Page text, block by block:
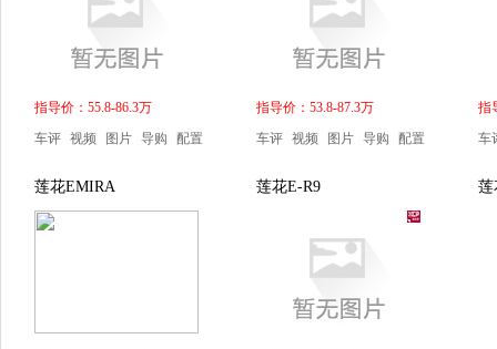
指导价：55.8-86.3万
车评 视频 图片 导购 配置
指导价：53.8-87.3万
车评 视频 图片 导购 配置
指
车
莲花EMIRA 莲花E-R9 莲